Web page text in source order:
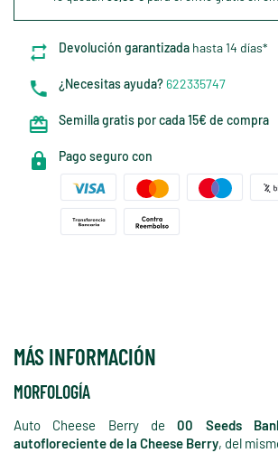
Devolución garantizada hasta 14 días*
¿Necesitas ayuda?622335747
Semilla gratis por cada 15€ de compra
Pago seguro con
MÁS INFORMACIÓN
MORFOLOGÍA
Auto Cheese Berry de00 Seeds
autofloreciente de la Cheese Berry, del